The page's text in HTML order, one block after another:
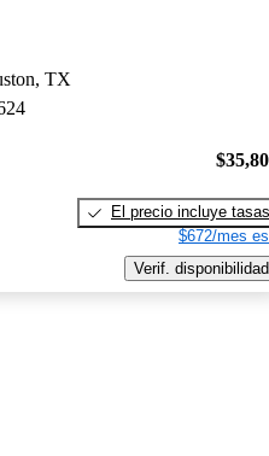
TX
El precio incluye tasas
$672/mes
Verif. disponibilidad